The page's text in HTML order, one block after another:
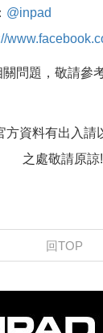
@inpad
問題，敬請參
資料有出入請
之處敬請原諒
回TOP